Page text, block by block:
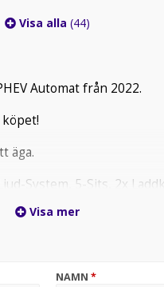
Visa alla(44)
Automat från 2022.
äga.
System, 5-Sits, 2x
Visa mer
NAMN *